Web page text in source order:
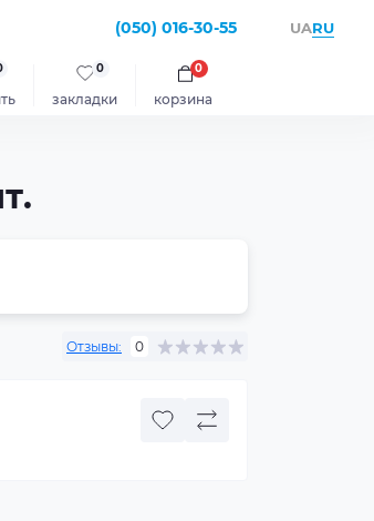
(050) 016-30-55 UARU
закладки
0
корзина
0
Отзывы: 0